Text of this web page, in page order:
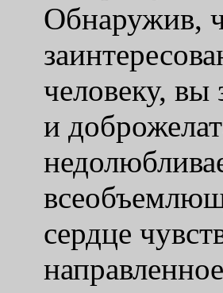
Обнаружив,
человеку, вы
и
сердце